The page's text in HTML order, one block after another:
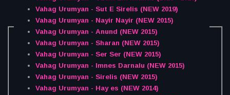
Vahag Urumyan - Sut E Sirelis (NEW 2019)
Vahag Urumyan - Nayir Nayir (NEW 2015)
Vahag Urumyan - Anund (NEW 2015)
Vahag Urumyan - Sharan (NEW 2015)
Vahag Urumyan - Ser Ser (NEW 2015)
Vahag Urumyan - Imnes Darnalu (NEW 2015)
Vahag Urumyan - Sirelis (NEW 2015)
Vahag Urumyan - Hay es (NEW 2014)